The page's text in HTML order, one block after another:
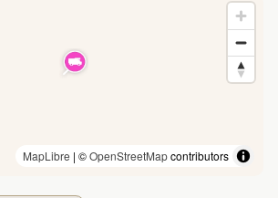
MapLibre | ©OpenStreetMapcontributors